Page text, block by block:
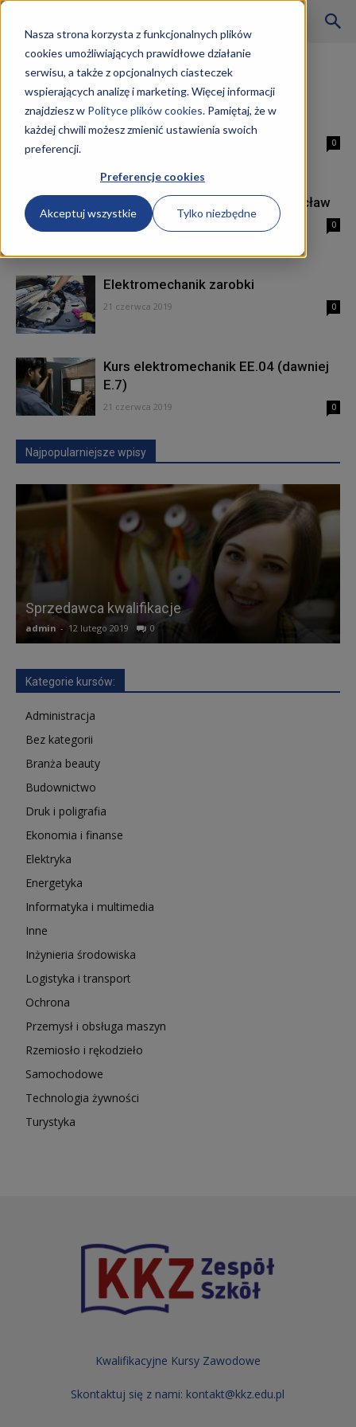
Nasza strona korzysta z funkcjonalnych plików
cookies umożliwiających prawidłowe działanie
serwisu, a także z opcjonalnych ciasteczek
wspierających analizę i marketing. Więcej informacji
znajdziesz w Polityce plików cookies.Pamiętaj, że w
każdej chwili możesz zmienić ustawienia swoich
preferencji.
Preferencje cookies
Akceptuj wszystkie Tylko niezbędne
Szkoły
Aktualności
Strona główna Tagi Elektromechanik praca
Tag: elektromechanik praca
Elektromechanik kwalifikacje
0
Kurs elektromechanik EE.04 Wrocław
27 czerwca 2019 0
Elektromechanik zarobki
21 czerwca 2019 0
Kurs elektromechanik EE.04 (dawniej
E.7)
21 czerwca 2019 0
Najpopularniejsze wpisy
Sprzedawca kwalifikacje
admin - 12 lutego 2019 0
Kategorie kursów:
Administracja
Bez kategorii
Branża beauty
Budownictwo
Druk i poligrafia
Ekonomia i finanse
Elektryka
Energetyka
Informatyka i multimedia
Inne
Inżynieria środowiska
Logistyka i transport
Ochrona
Przemysł i obsługa maszyn
Rzemiosło i rękodzieło
Samochodowe
Technologia żywności
Turystyka
Kwalifikacyjne Kursy Zawodowe
Skontaktuj się z nami: kontakt@kkz.edu.pl